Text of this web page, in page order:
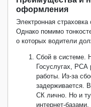
оформления
Электронная
Однако помимо
о которых водители
Сбой в системе.
Госуслугах, РСА
работы. Из-за
задерживается.
СК лично. Но и
интернет-